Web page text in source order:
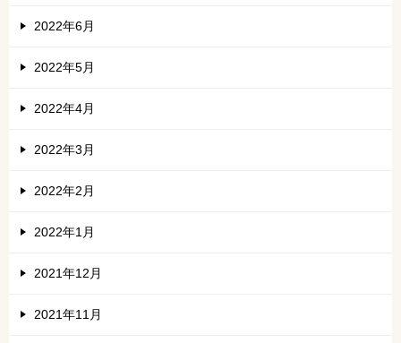
2022年6月
2022年5月
2022年4月
2022年3月
2022年2月
2022年1月
2021年12月
2021年11月